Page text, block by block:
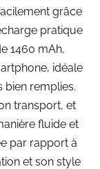
grâce
pratique
1460 mAh,
idéale
bien remplies.
transport, et
fluide et
par rapport à
et son style